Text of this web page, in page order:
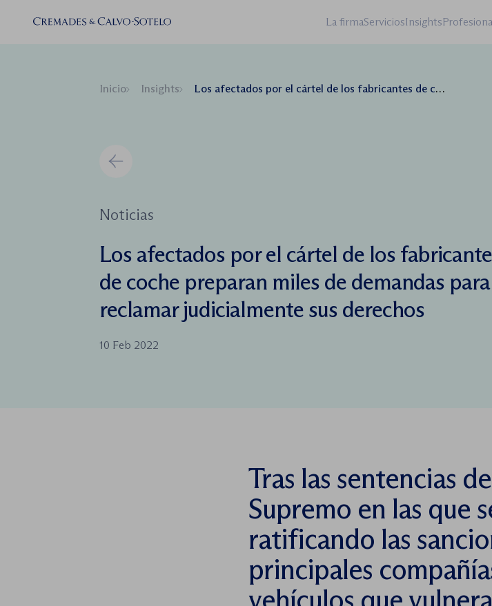
La firmaServiciosInsights
Inicio Insights Los afectados por el cártel de los fabricantes de coche preparan miles de demandas para reclamar judicialmente sus derechos
Noticias
Los afectados por el cártel de los
de coche preparan miles de demandas para
reclamar judicialmente sus derechos
10 Feb 2022
Tras las sentencias
Supremo en las que
ratificando las
principales